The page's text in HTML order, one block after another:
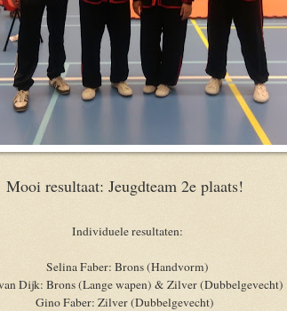
Mooi resultaat: Jeugdteam 2e plaats!
Individuele resultaten:
Selina Faber: Brons (Handvorm)
Dijk: Brons (Lange wapen) & Zilver (Dubbelgevecht)
Gino Faber: Zilver (Dubbelgevecht)